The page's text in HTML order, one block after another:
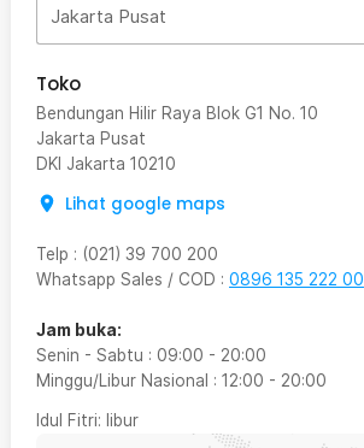
Jakarta Pusat
Toko
Bendungan Hilir Raya Blok G1 No. 10
Jakarta Pusat
DKI Jakarta 10210
Lihat google maps
Telp : (021) 39 700 200
Whatsapp Sales / COD : 0896 135 222 00
Jam buka:
Senin - Sabtu : 09:00 - 20:00
Minggu/Libur Nasional : 12:00 - 20:00
Idul Fitri: libur